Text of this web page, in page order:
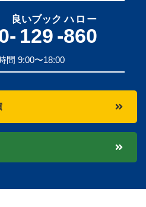
129
良いブック
-860
ハロー
間 9:00〜18:00